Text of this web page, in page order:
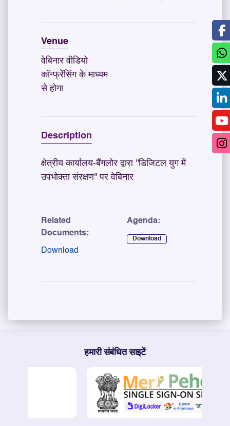
Venue
वेबिनार वीडियो
कॉन्फ्रेंसिंग के माध्यम
से होगा
Description
क्षेत्रीय कार्यालय-बैंगलोर द्वारा ''डिजिटल युग में
उपभोक्ता संरक्षण'' पर वेबिनार
Related
Documents:
Download
Agenda:
Download
हमारी संबंधित साइटें